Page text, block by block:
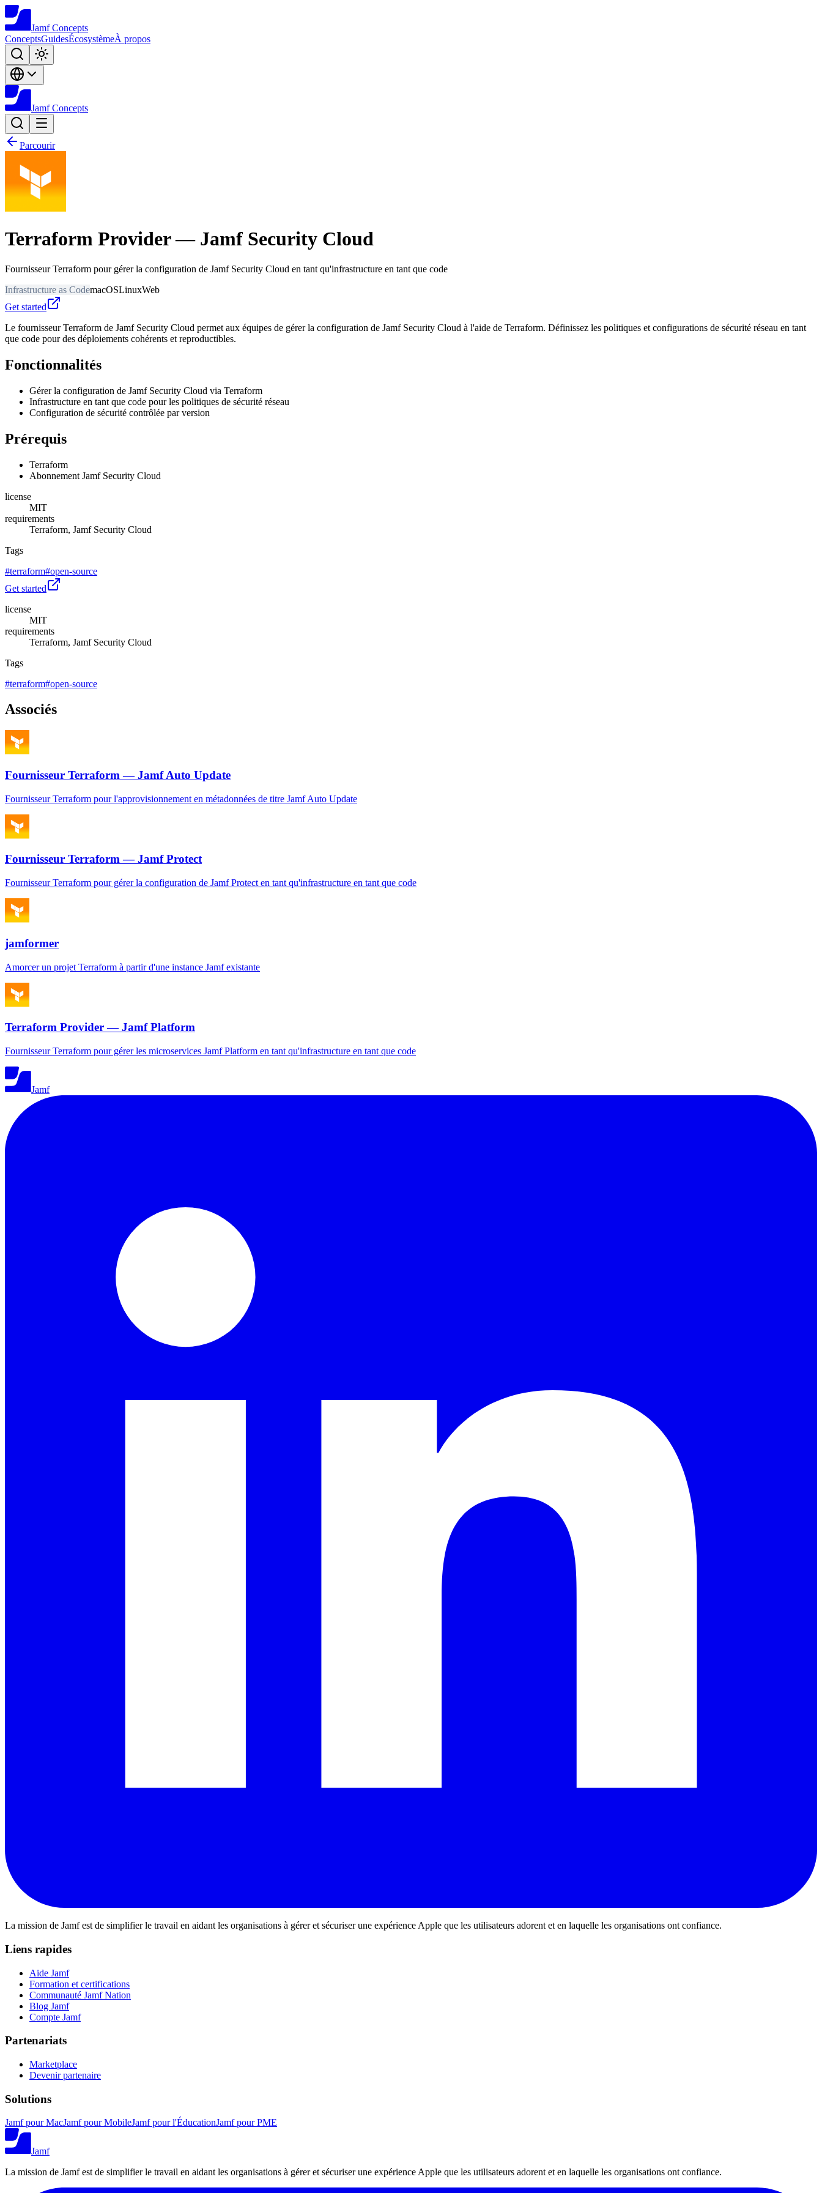
Jamf Concepts
ConceptsGuidesÉcosystèmeÀ propos
Jamf Concepts
Parcourir
Terraform Provider — Jamf Security Cloud
Fournisseur Terraform pour gérer la configuration de Jamf Security Cloud en tant qu'infrastructure en tant que code
Infrastructure as CodemacOSLinuxWeb
Get started
Le fournisseur Terraform de Jamf Security Cloud permet aux équipes de gérer la configuration de Jamf Security Cloud à l'aide de Terraform. Définissez les politiques et configurations de sécurité réseau en tant
que code pour des déploiements cohérents et reproductibles.
Fonctionnalités
Gérer la configuration de Jamf Security Cloud via Terraform
Infrastructure en tant que code pour les politiques de sécurité réseau
Configuration de sécurité contrôlée par version
Prérequis
Terraform
Abonnement Jamf Security Cloud
license
MIT
requirements
Terraform, Jamf Security Cloud
Tags
#terraform#open-source
Get started
license
MIT
requirements
Terraform, Jamf Security Cloud
Tags
#terraform#open-source
Associés
Fournisseur Terraform — Jamf Auto Update
Fournisseur Terraform pour l'approvisionnement en métadonnées de titre Jamf Auto Update
Fournisseur Terraform — Jamf Protect
Fournisseur Terraform pour gérer la configuration de Jamf Protect en tant qu'infrastructure en tant que code
jamformer
Amorcer un projet Terraform à partir d'une instance Jamf existante
Terraform Provider — Jamf Platform
Fournisseur Terraform pour gérer les microservices Jamf Platform en tant qu'infrastructure en tant que code
Jamf
La mission de Jamf est de simplifier le travail en aidant les organisations à gérer et sécuriser une expérience Apple que les utilisateurs adorent et en laquelle les organisations ont confiance.
Liens rapides
Aide Jamf
Formation et certifications
Communauté Jamf Nation
Blog Jamf
Compte Jamf
Partenariats
Marketplace
Devenir partenaire
Solutions
Jamf pour MacJamf pour MobileJamf pour l'ÉducationJamf pour PME
Jamf
La mission de Jamf est de simplifier le travail en aidant les organisations à gérer et sécuriser une expérience Apple que les utilisateurs adorent et en laquelle les organisations ont confiance.